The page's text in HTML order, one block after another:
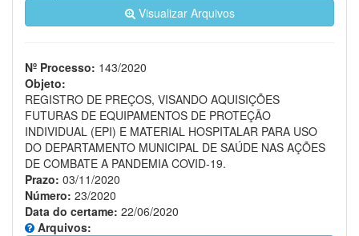
Visualizar Arquivos
Nº Processo: 143/2020
Objeto:
REGISTRO DE PREÇOS, VISANDO AQUISIÇÕES
FUTURAS DE EQUIPAMENTOS DE PROTEÇÃO
INDIVIDUAL (EPI) E MATERIAL HOSPITALAR PARA USO
DO DEPARTAMENTO MUNICIPAL DE SAÚDE NAS AÇÕES
DE COMBATE A PANDEMIA COVID-19.
Prazo: 03/11/2020
Número: 23/2020
Data do certame: 22/06/2020
Arquivos: